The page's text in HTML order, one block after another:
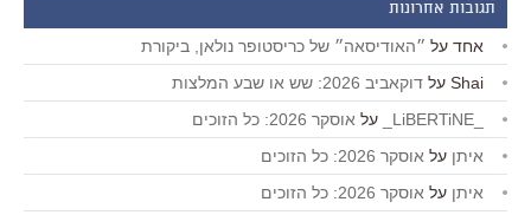
תגובות אחרונות
אחד על ״האודיסאה״ של כריסטופר נולאן, ביקורת
Shai על דוקאביב 2026: שש או שבע המלצות
על אוסקר 2026: כל הזוכים
איתן על אוסקר 2026: כל הזוכים
איתן על אוסקר 2026: כל הזוכים